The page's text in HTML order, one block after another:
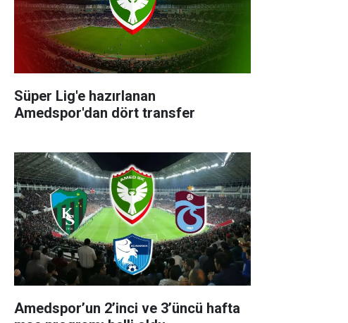
Süper Lig'e hazırlanan
Amedspor'dan dört transfer
Amedspor’un 2’inci ve 3’üncü hafta